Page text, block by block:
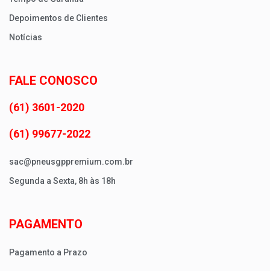
Depoimentos de Clientes
Notícias
FALE CONOSCO
(61) 3601-2020
(61) 99677-2022
sac@pneusgppremium.com.br
Segunda a Sexta, 8h às 18h
PAGAMENTO
Pagamento a Prazo